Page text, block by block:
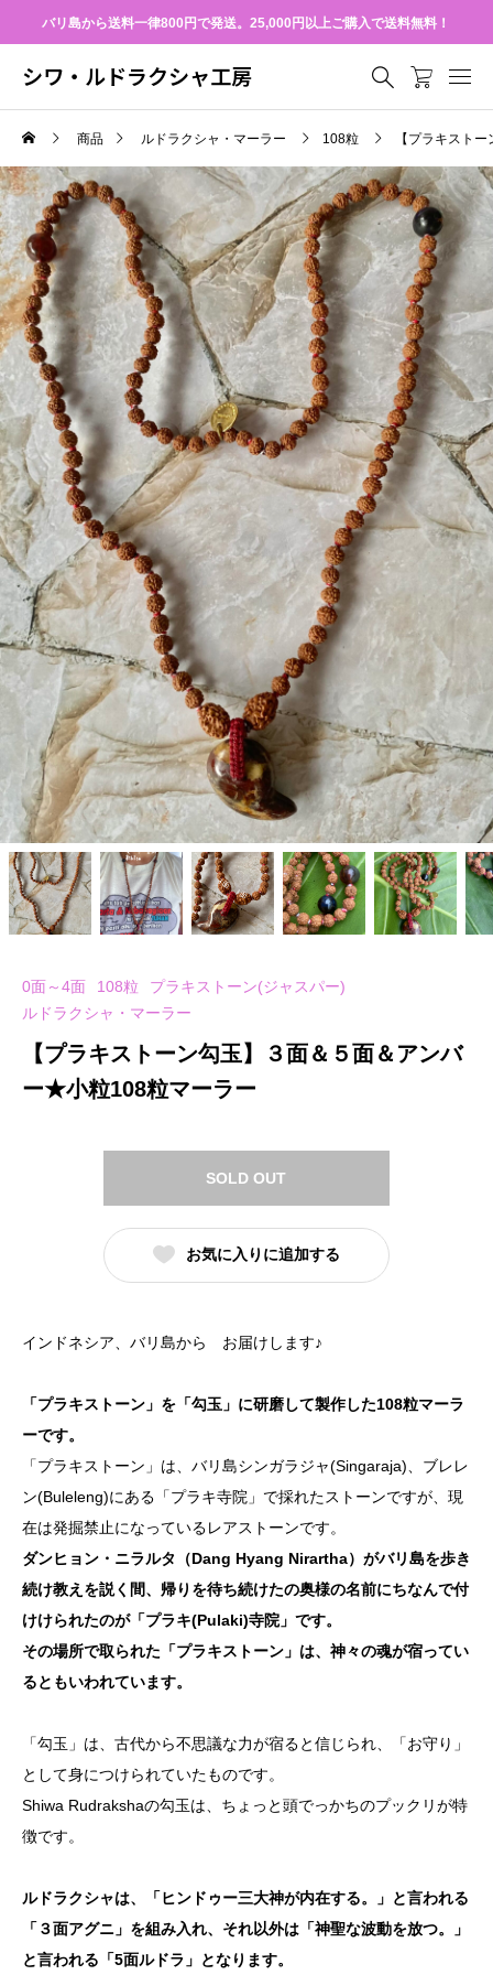
バリ島から送料一律800円で発送。25,000円以上ご購入で送料無料！
シワ・ルドラクシャ工房
商品 ルドラクシャ・マーラー 108粒 【プラキスト
0面～4面 108粒
プラキストーン(ジャスパー)
ルドラクシャ・マーラー
【プラキストーン勾玉】３面＆５面＆アンバ
ー★小粒108粒マーラー
SOLD OUT
お気に入りに追加する
インドネシア、バリ島から お届けします♪
「プラキストーン」を「勾玉」に研磨して製作した108粒マーラ
ーです。
「プラキストーン」は、バリ島シンガラジャ(Singaraja)、ブレレ
ン(Buleleng)にある「プラキ寺院」で採れたストーンですが、現
在は発掘禁止になっているレアストーンです。
ダンヒョン・ニラルタ（Dang Hyang Nirartha）がバリ島を歩き
続け教えを説く間、帰りを待ち続けたの奥様の名前にちなんで付
けけられたのが「プラキ(Pulaki)寺院」です。
その場所で取られた「プラキストーン」は、神々の魂が宿ってい
るともいわれています。
「勾玉」は、古代から不思議な力が宿ると信じられ、「お守り」
として身につけられていたものです。
Shiwa Rudrakshaの勾玉は、ちょっと頭でっかちのプックリが特
徴です。
ルドラクシャは、「ヒンドゥー三大神が内在する。」と言われる
「３面アグニ」を組み入れ、それ以外は「神聖な波動を放つ。」
と言われる「5面ルドラ」となります。